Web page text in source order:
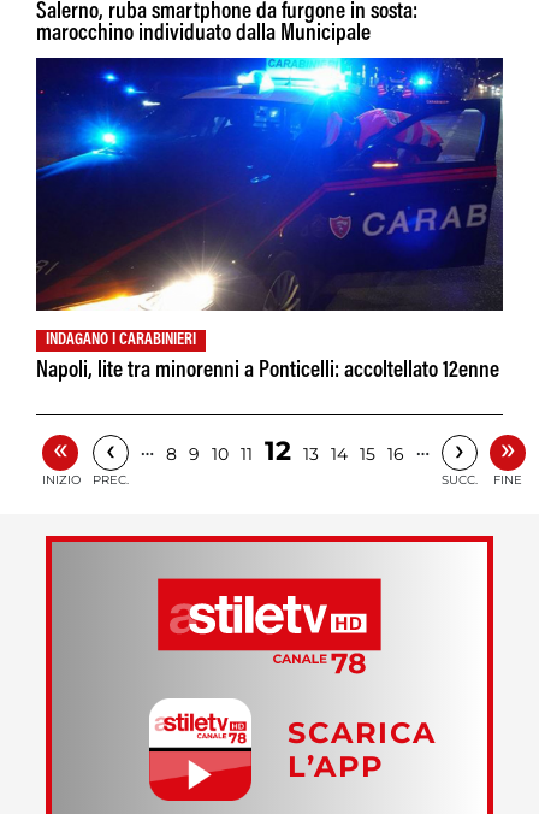
Salerno, ruba smartphone da furgone in sosta:
marocchino individuato dalla Municipale
INDAGANO I CARABINIERI
Napoli, lite tra minorenni a Ponticelli: accoltellato 12enne
«
INIZIO
‹
PREC.
… 8 9 10 11 12 13 14 15 16 … ›
SUCC.
»
FINE
SCARICA
L’APP